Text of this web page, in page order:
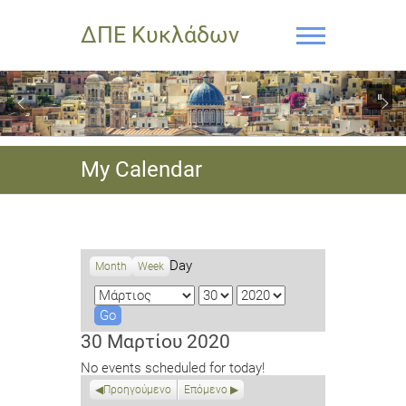
ΔΠΕ Κυκλάδων
My Calendar
Month Week Day
M
o
n
h
D
y
Y
a
30 Μαρτίου 2020
No events scheduled for today!
Προηγούμενο Επόμενο